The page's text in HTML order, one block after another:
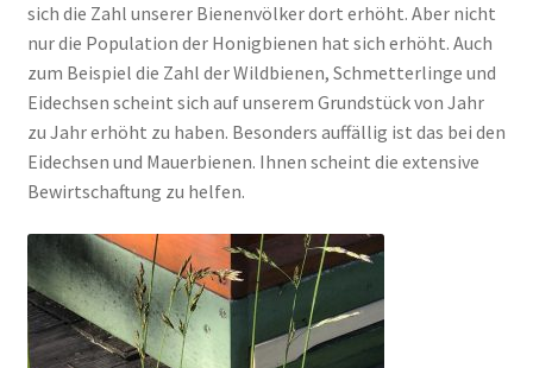
sich die Zahl unserer Bienenvölker dort erhöht. Aber nicht
nur die Population der Honigbienen hat sich erhöht. Auch
zum Beispiel die Zahl der Wildbienen, Schmetterlinge und
Eidechsen scheint sich auf unserem Grundstück von Jahr
zu Jahr erhöht zu haben. Besonders auffällig ist das bei den
Eidechsen und Mauerbienen. Ihnen scheint die extensive
Bewirtschaftung zu helfen.